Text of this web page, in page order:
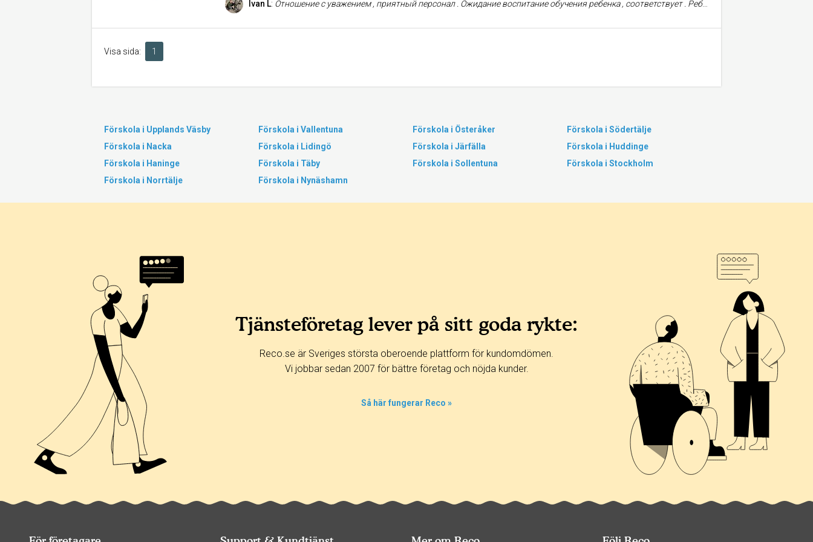
Ivan L: Отношение с уважением , приятный персонал . Ожидание воспитание обучения ребенка , соответствует . Ребенок доволен садиком , нам нравиться , ходит туда с удовольствием .
Visa sida: 1
Förskola i Upplands Väsby Förskola i Vallentuna Förskola i Österåker
Förskola i Södertälje
Förskola i Nacka
Förskola i Lidingö Förskola i Järfälla
Förskola i Huddinge
Förskola i Haninge
Förskola i Täby Förskola i Sollentuna
Förskola i Stockholm
Förskola i Norrtälje
Förskola i Nynäshamn
Tjänsteföretag lever på sitt goda rykte:
Reco.se är Sveriges största oberoende plattform för kundomdömen.
Vi jobbar sedan 2007 för bättre företag och nöjda kunder.
Så här fungerar Reco »